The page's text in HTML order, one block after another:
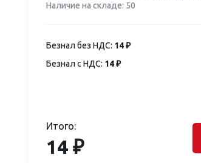
Наличие на складе: 50
Безнал без НДС: 14 ₽
Безнал с НДС: 14 ₽
Итого:
14 ₽